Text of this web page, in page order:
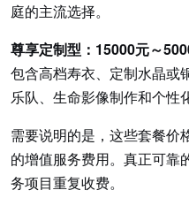
庭的主流选择。
尊享定制型：15000元～
包含高档寿衣、定制水晶或
乐队、生命影像制作和个性
需要说明的是，这些套餐价
的增值服务费用。真正可靠
务项目重复收费。